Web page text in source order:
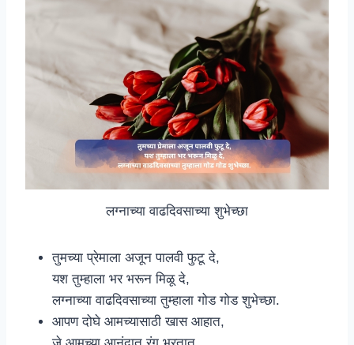
लग्नाच्या वाढदिवसाच्या शुभेच्छा
तुमच्या प्रेमाला अजून पालवी फुटू दे,
यश तुम्हाला भर भरून मिळू दे,
लग्नाच्या वाढदिवसाच्या तुम्हाला गोड गोड शुभेच्छा.
आपण दोघे आमच्यासाठी खास आहात,